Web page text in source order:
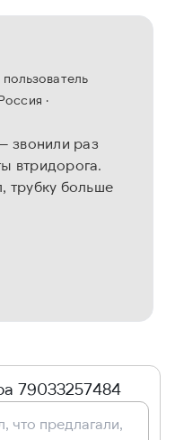
·
звонили раз
втридорога.
трубку больше
79033257484